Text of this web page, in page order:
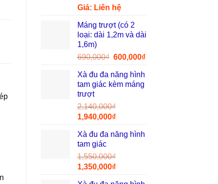
Giá: Liên hệ
Máng trượt (có 2
loại: dài 1,2m và dài
1,6m)
690,000₫ Giá
là:
690,000₫.
600,000₫Giá
Xà đu đa năng hình
tam giác kèm máng
trượt
2,140,000₫
Giá
là:
2,140,000₫.
1,940,000₫Giá
tại
1,940,000₫.
Xà đu đa năng hình
tam giác
1,550,000₫
Giá
1,350,000₫Giá